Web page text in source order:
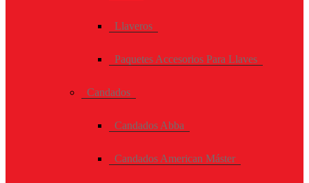
Llaveros
Paquetes Accesorios Para Llaves
Candados
Candados Abba
Candados American Máster